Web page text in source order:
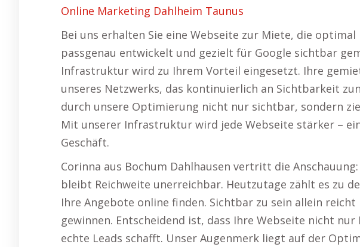
Online Marketing Dahlheim Taunus
Bei uns erhalten Sie eine Webseite zur Miete, die
passgenau entwickelt und gezielt für Google sichtbar
Infrastruktur wird zu Ihrem Vorteil eingesetzt. Ihre
unseres Netzwerks, das kontinuierlich an Sichtbarkeit
durch unsere Optimierung nicht nur sichtbar, sondern
Mit unserer Infrastruktur wird jede Webseite stärker –
Geschäft.
Corinna aus Bochum Dahlhausen vertritt die
bleibt Reichweite unerreichbar. Heutzutage zählt es zu
Ihre Angebote online finden. Sichtbar zu sein allein reicht
gewinnen. Entscheidend ist, dass Ihre Webseite nicht
echte Leads schafft. Unser Augenmerk liegt auf der